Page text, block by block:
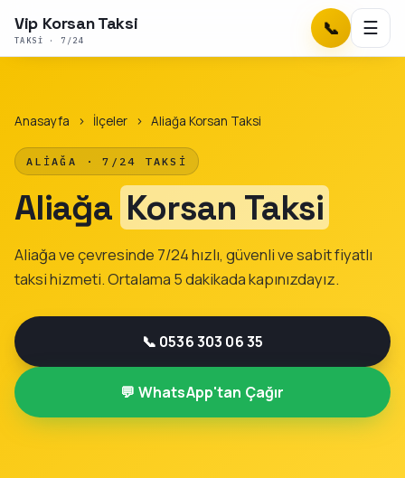
Vip Korsan Taksi
TAKSI · 7/24 📞 ☰
Anasayfa › İlçeler › Aliağa Korsan Taksi
ALIAĞA · 7/24 TAKSI
Aliağa Korsan Taksi
Aliağa ve çevresinde 7/24 hızlı, güvenli ve sabit fiyatlı
taksi hizmeti. Ortalama 5 dakikada kapınızdayız.
📞 0536 303 06 35
💬 WhatsApp'tan Çağır